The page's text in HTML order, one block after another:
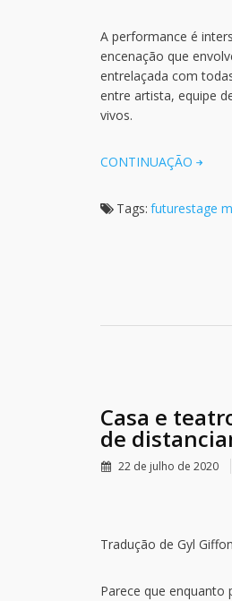
A performance é
encenação que
entrelaçada com
entre artista, equipe
vivos.
CONTINUAÇÃO
Tags: futurestage
Casa e
de
22 de julho de 2020
Tradução de Gyl
Parece que